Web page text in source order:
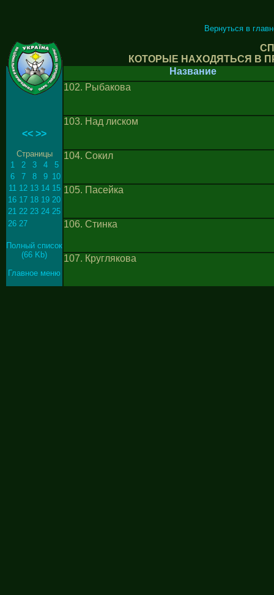
Вернуться в
КОТОРЫЕ НАХОДЯТЬСЯ В
<< >>
Страницы
1
2 3 4
5
6
7 8 9 10
11 12 13 14 15
16 17 18 19 20
21 22 23 24 25
26 27
Полный список
(66 Kb)
Главное меню
Название
102. Рыбакова
103. Над лиском
104. Сокил
105. Пасейка
106. Стинка
107. Круглякова